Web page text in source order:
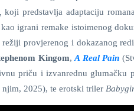
koji predstavlja adaptaciju
igrani remake istoimenog
provjerenog i dokazanog
Kingom,A Real Pain
priču i izvanrednu glumačku
njim, 2025), te erotski triler